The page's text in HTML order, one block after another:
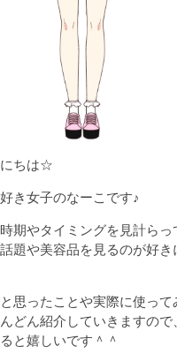
にちは☆
き女子のなーこです♪
期やタイミングを見計らっ
題や美容品を見るのが好き
思ったことや実際に使って
どん紹介していきますので
と嬉しいです＾＾